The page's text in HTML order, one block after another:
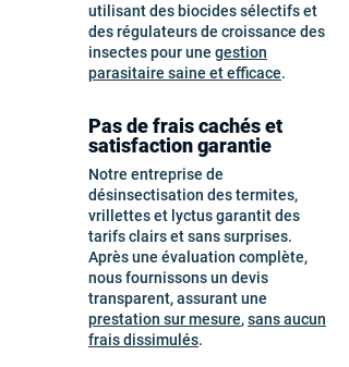
utilisant des biocides sélectifs et
des régulateurs de croissance des
insectes pour une gestion
parasitaire saine et efficace.
Pas de frais cachés et
satisfaction garantie
Notre entreprise de
désinsectisation des termites,
vrillettes et lyctus garantit des
tarifs clairs et sans surprises.
Après une évaluation complète,
nous fournissons un devis
transparent, assurant une
prestation sur mesure,sans aucun
frais dissimulés.